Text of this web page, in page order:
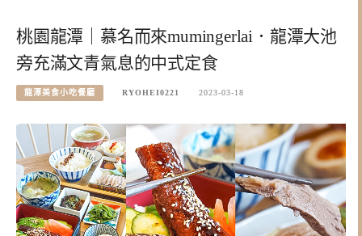
桃園龍潭｜慕名而來mumingerlai．龍潭大池
旁充滿文青氣息的中式定食
龍潭美食小吃餐廳 RYOHEI0221 2023-03-18